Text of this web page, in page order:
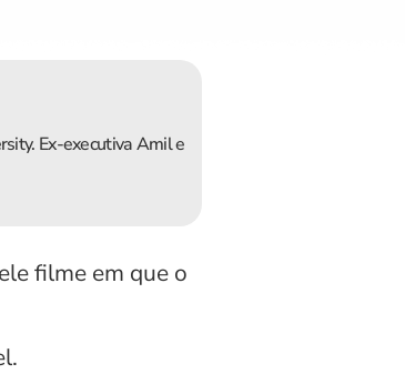
Ex-executiva Amil e
filme em que o